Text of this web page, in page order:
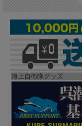
海上自衛隊グッズ